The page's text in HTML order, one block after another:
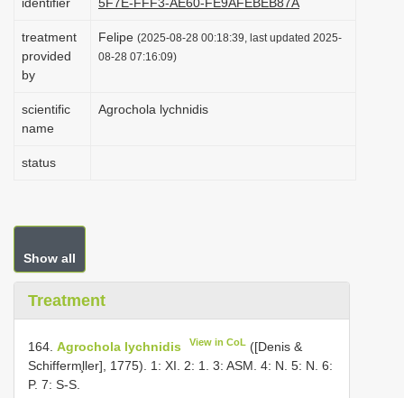
treatment
provided
by
Felipe (2025-08-28 00:18:39, last updated 2025-
08-28 07:16:09)
scientific
name
Agrochola lychnidis
status
Show all
Treatment
164. Agrochola lychnidis View in CoL ([Denis &
Schifferm̧ller], 1775). 1: XI. 2: 1. 3: ASM. 4: N. 5: N. 6:
P. 7: S-S.